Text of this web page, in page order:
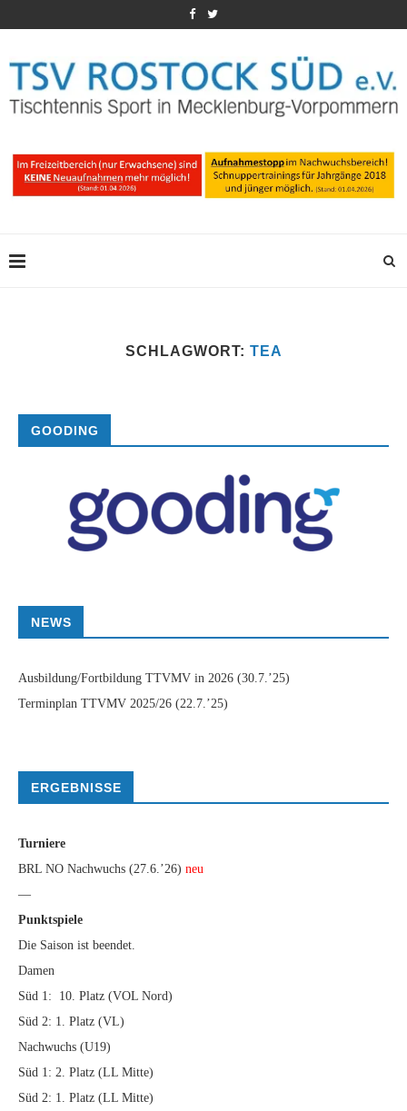
SCHLAGWORT: TEA
GOODING
NEWS
Ausbildung/Fortbildung TTVMV in 2026 (30.7.’25)
Terminplan TTVMV 2025/26 (22.7.’25)
ERGEBNISSE
Turniere
BRL NO Nachwuchs (27.6.’26) neu
—
Punktspiele
Die Saison ist beendet.
Damen
Süd 1: 10. Platz (VOL Nord)
Süd 2: 1. Platz (VL)
Nachwuchs (U19)
Süd 1: 2. Platz (LL Mitte)
Süd 2: 1. Platz (LL Mitte)